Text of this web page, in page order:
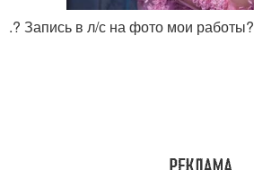
.? Запись в л/с на фото мои работы?